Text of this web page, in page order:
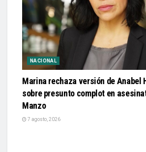
NACIONAL
Marina rechaza versión de Anabel
sobre presunto complot en
Manzo
7 agosto, 2026